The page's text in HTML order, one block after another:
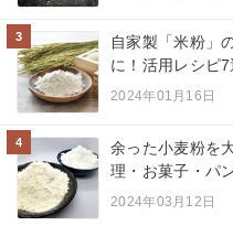
3
自家製「米粉」
に！活用レシピ7
2024年01月16日
4
余った小麦粉を
理・お菓子・パ
2024年03月12日